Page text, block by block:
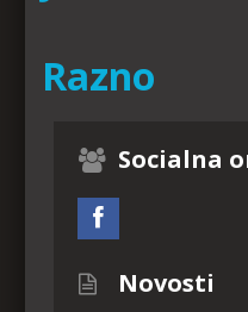
Razno
Socialna
Novosti